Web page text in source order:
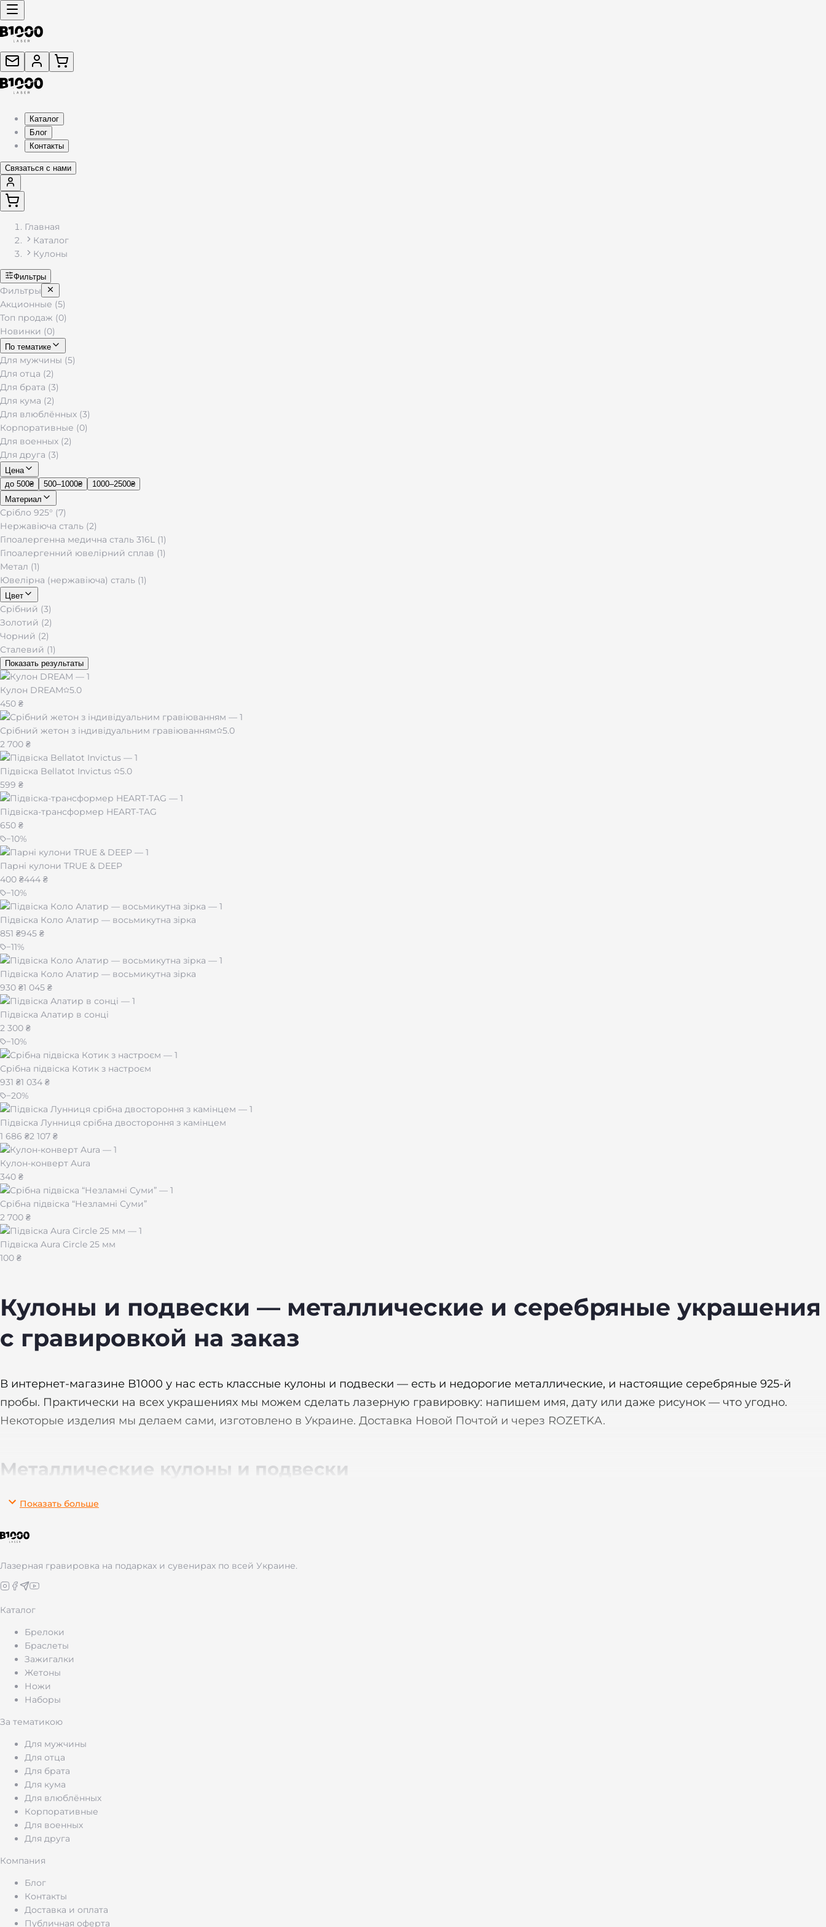
Каталог
Блог
Контакты
Связаться с нами
Главная
Каталог
Кулоны
Фильтры
Фильтры
Акционные (5)
Топ продаж (0)
Новинки (0)
По тематике
Для мужчины (5)
Для отца (2)
Для брата (3)
Для кума (2)
Для влюблённых (3)
Корпоративные (0)
Для военных (2)
Для друга (3)
Цена
до 500₴
500–1000₴
1000–2500₴
Материал
Срібло 925° (7)
Нержавіюча сталь (2)
Гіпоалергенна медична сталь 316L (1)
Гіпоалергенний ювелірний сплав (1)
Метал (1)
Ювелірна (нержавіюча) сталь (1)
Цвет
Срібний (3)
Золотий (2)
Чорний (2)
Сталевий (1)
Показать результаты
Кулон DREAM
5.0
450 ₴
Срібний жетон з індивідуальним гравіюванням
5.0
2 700 ₴
Підвіска Bellatot Invictus
5.0
599 ₴
Підвіска-трансформер HEART-TAG
650 ₴
−10%
Парні кулони TRUE & DEEP
400 ₴444 ₴
−10%
Підвіска Коло Алатир — восьмикутна зірка
851 ₴945 ₴
−11%
Підвіска Коло Алатир — восьмикутна зірка
930 ₴1 045 ₴
Підвіска Алатир в сонці
2 300 ₴
−10%
Срібна підвіска Котик з настроєм
931 ₴1 034 ₴
−20%
Підвіска Лунниця срібна двостороння з камінцем
1 686 ₴2 107 ₴
Кулон-конверт Aura
340 ₴
Срібна підвіска “Незламні Суми”
2 700 ₴
Підвіска Aura Circle 25 мм
100 ₴
Кулоны и подвески — металлические и серебряные украшения
с гравировкой на заказ
В интернет-магазине B1000 у нас есть классные кулоны и подвески — есть и недорогие металлические, и настоящие серебряные 925-й
пробы. Практически на всех украшениях мы можем сделать лазерную гравировку: напишем имя, дату или даже рисунок — что угодно.
Некоторые изделия мы делаем сами, изготовлено в Украине. Доставка Новой Почтой и через ROZETKA.
Металлические кулоны и подвески
Металлические подвески B1000 — это стильные дизайнерские украшения из нержавеющей или медицинской стали. Они не вызывают
аллергии, служат долго и подходят для повседневного ношения. На большинство из них можно нанести гравировку.
Кулон DREAM — 450 грн
Упаковка: стильный черный мешочек
Прямоугольный лаконичный кулон-жетон — ровная поверхность — идеально подходит для лазерной гравировки. Можно нанести портрет в
технике «гравировка глаз», герб, трезубец, орнамент или текст. Доступен в серебристом и черном вариантах.
Брелок-трансформер HEART-TAG — 650 грн
Материал:
плетение | Производитель: Китай
Интересная штука — украшение, которое меняет форму: сначала выглядит как обычный прямоугольный жетончик, а потом — раз! — и уже
сердечко. Думаю, на 14 февраля или на годовщину подойдет идеально. Подходит для гравировки.
Парные кулоны TRUE & DEEP — 400 грн (набор)
В комплект
коробка TRUE & DEEP с гравировкой
Парные кулоны в стиле Sweet Cool — меч и сердце, которые идеально подходят друг другу. Продаются в наборе из двух украшений в
Показать больше
Лазерная гравировка на подарках и сувенирах по всей Украине.
Каталог
Брелоки
Браслеты
Зажигалки
Жетоны
Ножи
Наборы
За тематикою
Для мужчины
Для отца
Для брата
Для кума
Для влюблённых
Корпоративные
Для военных
Для друга
Компания
Блог
Контакты
Доставка и оплата
Публичная оферта